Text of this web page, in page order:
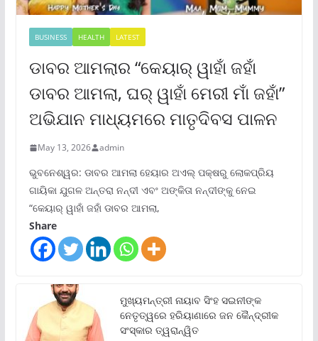
BUSINESS HEALTH LATEST
ଡାବର ଆମଲାର “କେୟାର୍ ୱାହାଁ ଜହାଁ
ଡାବର ଆମଲା, ଘର୍ ୱାହାଁ ମେରୀ ମାଁ ଜହାଁ”
ଅଭିଯାନ ମାଧ୍ୟମରେ ମାତୃଦିବସ ପାଳନ
May 13, 2026 admin
ଭୁବନେଶ୍ୱର: ଡାବର ଆମଲା ହେୟାର ଅଏଲ୍ ପକ୍ଷରୁ ଲୋକପ୍ରିୟ
ଗାୟିକା ଯୁଗଳ ଅନ୍ତରା ନନ୍ଦୀ ଏବଂ ଅଙ୍କିତା ନନ୍ଦୀଙ୍କୁ ନେଇ
“କେୟାର୍ ୱାହାଁ ଜହାଁ ଡାବର ଆମଲା,
Share
ମୁଖ୍ୟମନ୍ତ୍ରୀ ନାୟାବ ସିଂହ ସଇନୀଙ୍କ
ନେତୃତ୍ୱରେ ହରିୟାଣାରେ ଜନ କୈନ୍ଦ୍ରୀକ
ସଂସ୍କାର ତ୍ୱରାନ୍ୱିତ